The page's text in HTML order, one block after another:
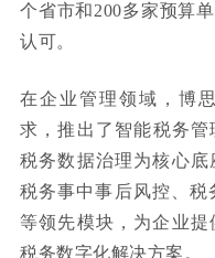
个省市和200多家预算
认可。
在企业管理领域，博
求，推出了智能税务
税务数据治理为核心底
税务事中事后风控、
等领先模块，为企业
税务数字化解决方案。